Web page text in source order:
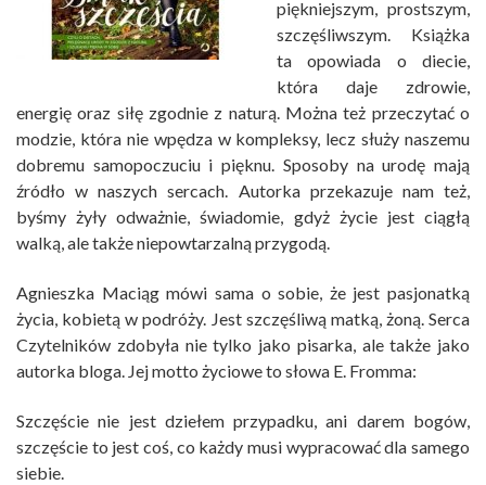
piękniejszym, prostszym,
szczęśliwszym. Książka
ta opowiada o diecie,
która daje zdrowie,
energię oraz siłę zgodnie z naturą. Można też przeczytać o
modzie, która nie wpędza w kompleksy, lecz służy naszemu
dobremu samopoczuciu i pięknu. Sposoby na urodę mają
źródło w naszych sercach. Autorka przekazuje nam też,
byśmy żyły odważnie, świadomie, gdyż życie jest ciągłą
walką, ale także niepowtarzalną przygodą.
Agnieszka Maciąg mówi sama o sobie, że jest pasjonatką
życia, kobietą w podróży. Jest szczęśliwą matką, żoną. Serca
Czytelników zdobyła nie tylko jako pisarka, ale także jako
autorka bloga. Jej motto życiowe to słowa E. Fromma:
Szczęście nie jest dziełem przypadku, ani darem bogów,
szczęście to jest coś, co każdy musi wypracować dla samego
siebie.